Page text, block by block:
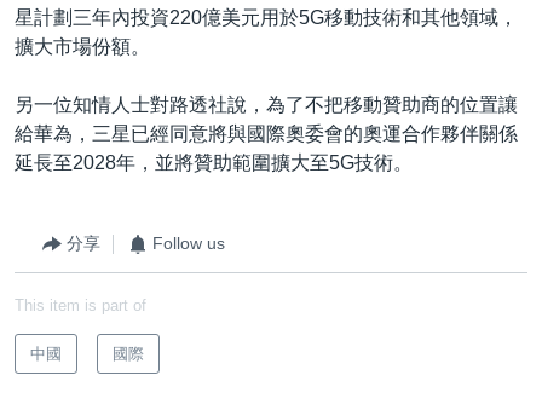
星計劃三年內投資220億美元用於5G移動技術和其他領域，
擴大市場份額。
另一位知情人士對路透社說，為了不把移動贊助商的位置讓
給華為，三星已經同意將與國際奧委會的奧運合作夥伴關係
延長至2028年，並將贊助範圍擴大至5G技術。
分享 Follow us
This item is part of
中國 國際